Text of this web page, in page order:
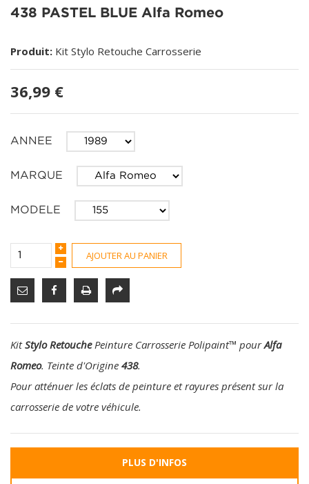
438 PASTEL BLUE Alfa Romeo
Produit: Kit Stylo Retouche Carrosserie
36,99 €
ANNEE
MARQUE
MODELE
AJOUTER AU PANIER
KitStylo RetouchePeinture Carrosserie Polipaint™ pourAlfa
Romeo. Teinte d'Origine 438.
Pour atténuer les éclats de peinture et rayures présent sur la
carrosserie de votre véhicule.
PLUS D'INFOS